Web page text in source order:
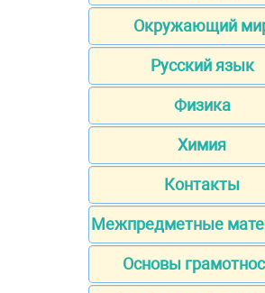
Окружающий
Русский язык
Физика
Химия
Контакты
Межпредметные
Основы